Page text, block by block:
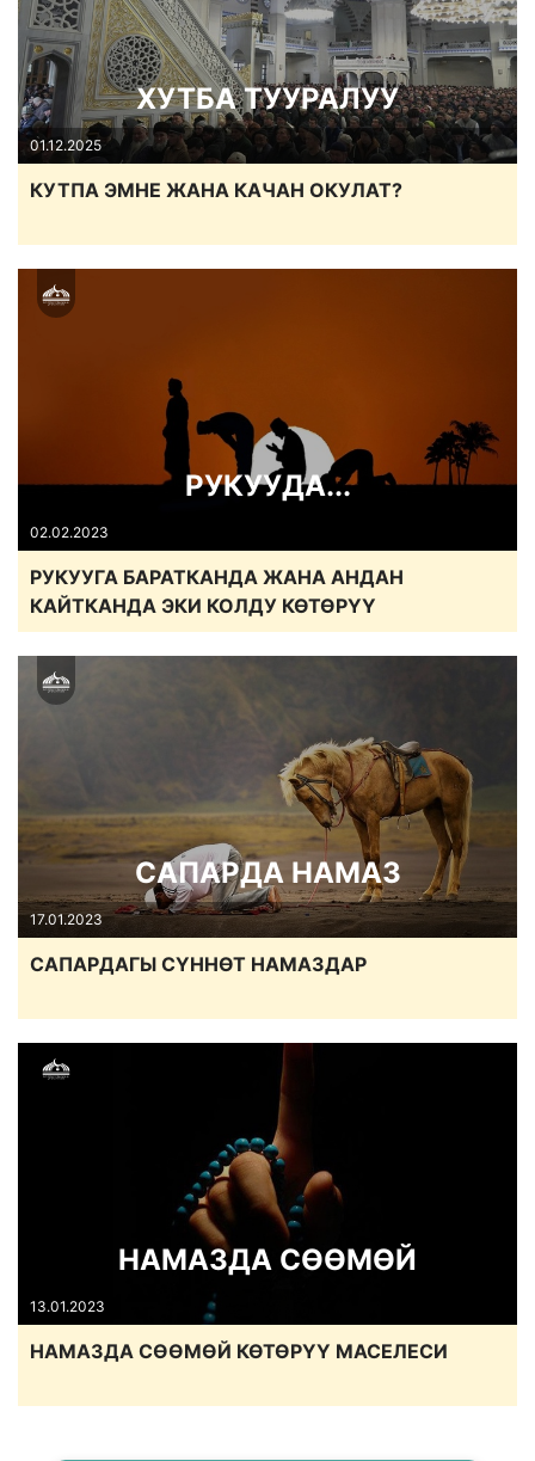
ХУТБА ТУУРАЛУУ
01.12.2025
КУТПА ЭМНЕ ЖАНА КАЧАН ОКУЛАТ?
РУКУУДА...
02.02.2023
РУКУУГА БАРАТКАНДА ЖАНА АНДАН
КАЙТКАНДА ЭКИ КОЛДУ КӨТӨРҮҮ
САПАРДА НАМАЗ
17.01.2023
САПАРДАГЫ СҮННӨТ НАМАЗДАР
НАМАЗДА СӨӨМӨЙ
13.01.2023
НАМАЗДА СӨӨМӨЙ КӨТӨРҮҮ МАСЕЛЕСИ